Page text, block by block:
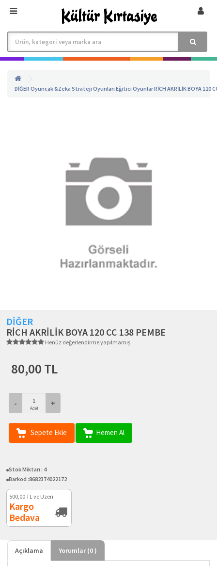
DİĞER Oyuncak &Zeka Strateji Oyunları Eğitici OyunlarRİCH AKRİLİK BOYA 120
DİĞER
RİCH AKRİLİK BOYA 120 CC 138 PEMBE
Henüz değerlendirme yapılmamış
80,00 TL
-
Adet
+
Sepete Ekle Hemen Al
Stok Miktarı : 4
Barkod :8682374022172
500,00TL ve Üzeri
Kargo
Bedava
Açıklama Yorumlar (0)